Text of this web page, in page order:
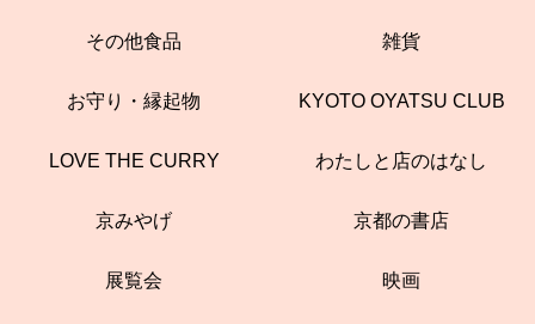
その他食品 雑貨
お守り・縁起物 KYOTO OYATSU CLUB
LOVE THE CURRY わたしと店のはなし
京みやげ 京都の書店
展覧会 映画